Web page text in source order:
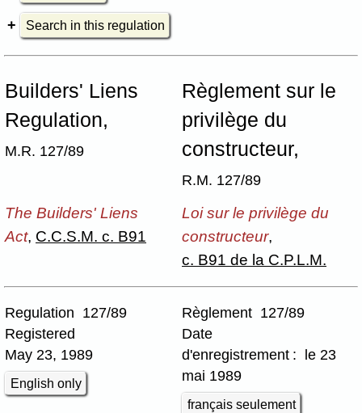
Search in this regulation
Builders' Liens
Regulation,
M.R. 127/89
Règlement sur le
privilège du
constructeur,
R.M. 127/89
The Builders' Liens
Act, C.C.S.M. c. B91
Loi sur le privilège du
constructeur,
c. B91 de la C.P.L.M.
Regulation 127/89
Registered
May 23, 1989
English only
Règlement 127/89
Date
d'enregistrement : le 23
mai 1989
français seulement